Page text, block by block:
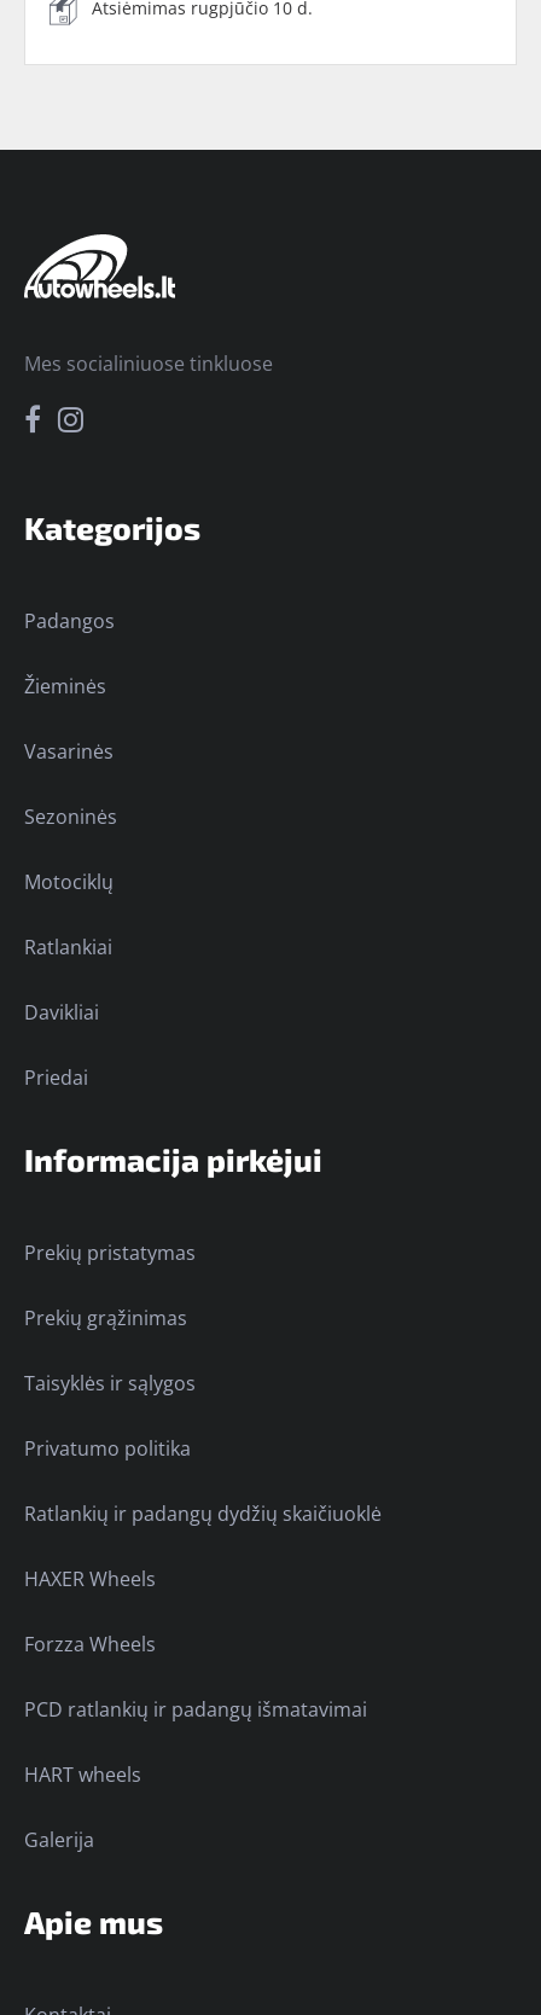
Atsiėmimas rugpjūčio 10 d.
Kategorijos
Padangos
Žieminės
Vasarinės
Sezoninės
Motociklų
Ratlankiai
Davikliai
Priedai
Informacija pirkėjui
Prekių pristatymas
Prekių grąžinimas
Taisyklės ir sąlygos
Privatumo politika
Ratlankių ir padangų dydžių skaičiuoklė
HAXER Wheels
Forzza Wheels
PCD ratlankių ir padangų išmatavimai
HART wheels
Galerija
Apie mus
Mes socialiniuose tinkluose